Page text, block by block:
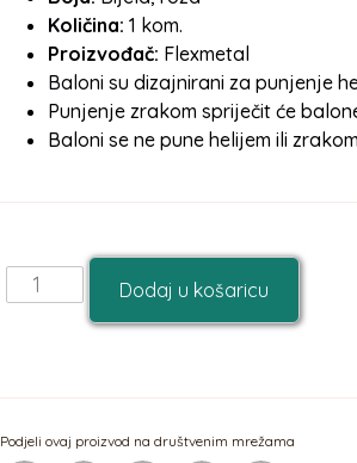
Količina: 1 kom.
Proizvođač: Flexmetal
Baloni su dizajnirani za punjenje
Punjenje zrakom spriječit će
Baloni se ne pune helijem ili zrakom
Dodaj u košaricu
Podjeli ovaj proizvod na društvenim mrežama